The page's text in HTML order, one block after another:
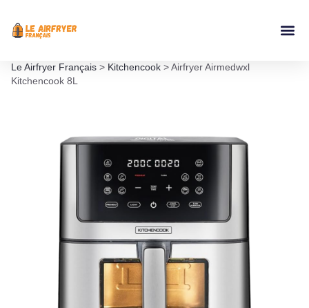
Le Airfryer Français > Kitchencook > Airfryer Airmedwxl
Kitchencook 8L